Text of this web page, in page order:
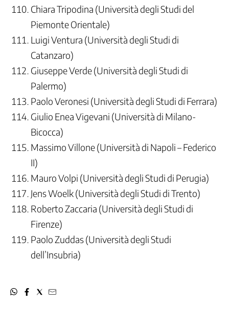
Chiara Tripodina (Università degli Studi del
Piemonte Orientale)
Luigi Ventura (Università degli Studi di
Catanzaro)
Giuseppe Verde (Università degli Studi di
Palermo)
Paolo Veronesi (Università degli Studi di Ferrara)
Giulio Enea Vigevani (Università di Milano-
Bicocca)
Massimo Villone (Università di Napoli – Federico
II)
Mauro Volpi (Università degli Studi di Perugia)
Jens Woelk (Università degli Studi di Trento)
Roberto Zaccaria (Università degli Studi di
Firenze)
Paolo Zuddas (Università degli Studi
dell’Insubria)